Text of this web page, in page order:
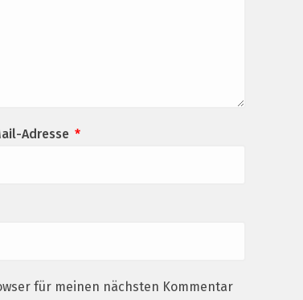
Adresse *
für meinen nächsten Kommentar